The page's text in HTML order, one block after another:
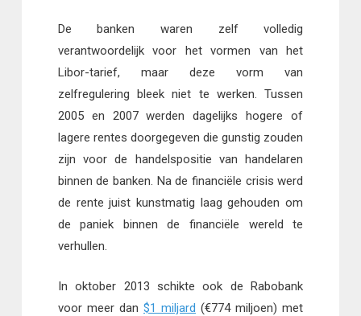
De banken waren zelf volledig
verantwoordelijk voor het vormen van het
Libor-tarief, maar deze vorm van
zelfregulering bleek niet te werken. Tussen
2005 en 2007 werden dagelijks hogere of
lagere rentes doorgegeven die gunstig zouden
zijn voor de handelspositie van handelaren
binnen de banken. Na de financiële crisis werd
de rente juist kunstmatig laag gehouden om
de paniek binnen de financiële wereld te
verhullen.
In oktober 2013 schikte ook de Rabobank
voor meer dan $1 miljard (€774 miljoen) met